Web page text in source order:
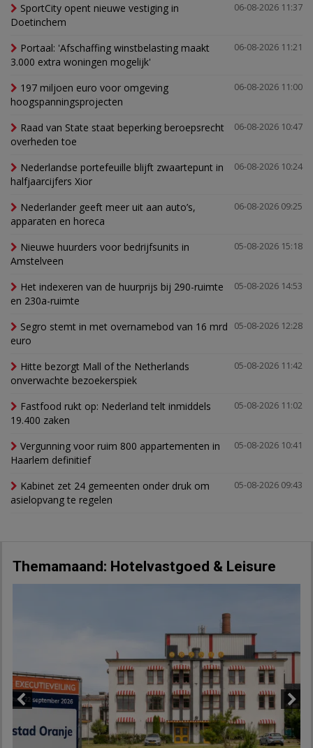
06-08-2026 11:37
SportCity opent nieuwe vestiging in
Doetinchem
06-08-2026 11:21
Portaal: 'Afschaffing winstbelasting maakt
3.000 extra woningen mogelijk'
06-08-2026 11:00
197 miljoen euro voor omgeving
hoogspanningsprojecten
06-08-2026 10:47
Raad van State staat beperking beroepsrecht
overheden toe
06-08-2026 10:24
Nederlandse portefeuille blijft zwaartepunt in
halfjaarcijfers Xior
06-08-2026 09:25
Nederlander geeft meer uit aan auto’s,
apparaten en horeca
05-08-2026 15:18
Nieuwe huurders voor bedrijfsunits in
Amstelveen
05-08-2026 14:53
Het indexeren van de huurprijs bij 290-ruimte
en 230a-ruimte
05-08-2026 12:28
Segro stemt in met overnamebod van 16 mrd
euro
05-08-2026 11:42
Hitte bezorgt Mall of the Netherlands
onverwachte bezoekerspiek
05-08-2026 11:02
Fastfood rukt op: Nederland telt inmiddels
19.400 zaken
05-08-2026 10:41
Vergunning voor ruim 800 appartementen in
Haarlem definitief
05-08-2026 09:43
Kabinet zet 24 gemeenten onder druk om
asielopvang te regelen
Themamaand: Hotelvastgoed & Leisure
Next